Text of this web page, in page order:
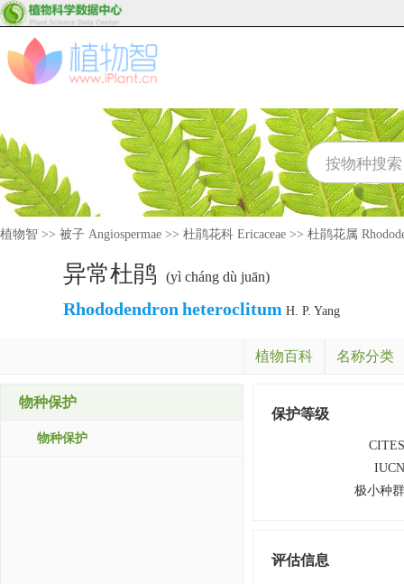
植物智 >> 被子 Angiospermae >> 杜鹃花科 Ericaceae >> 杜鹃花属
异常杜鹃 (yì cháng dù juān)
Rhododendron heteroclitum H. P. Yang
植物百科 名称分类
物种保护
物种保护
保护等级
极小种
评估信息